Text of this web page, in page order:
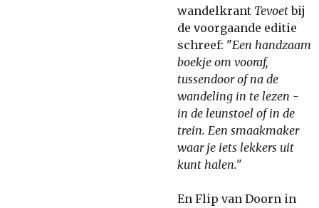
wandelkrant Tevoetbij
de voorgaande editie
schreef: "Een handzaam
boekje om vooraf,
tussendoor of na de
wandeling in te lezen -
in de leunstoel of in de
trein. Een smaakmaker
waar je iets lekkers uit
kunt halen."
En Flip van Doorn in